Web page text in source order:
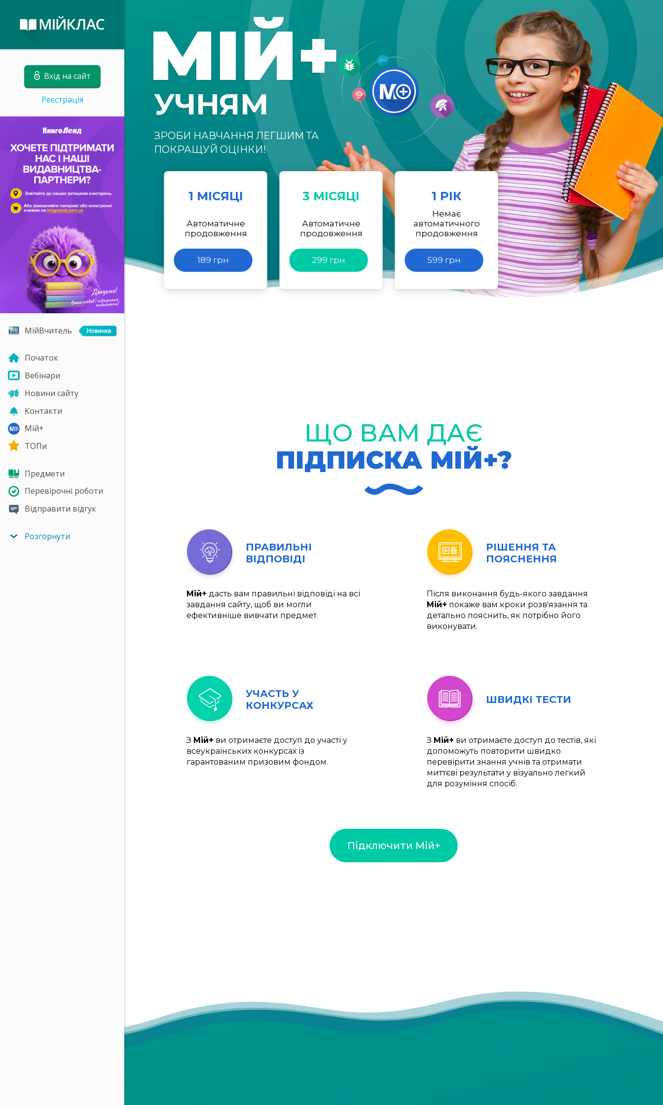
Вхід на сайт
Реєстрація
МійВчитель
Початок
Вебінари
Новини сайту
Контакти
Мій+
ТОПи
Предмети
Перевірочні роботи
Відправити відгук
Розгорнути
МІЙ+
УЧНЯМ
ЗРОБИ НАВЧАННЯ ЛЕГШИМ ТА
ПОКРАЩУЙ ОЦІНКИ!
1 МІСЯЦІ
Автоматичне
продовження
189 грн
3 МІСЯЦІ
Автоматичне
продовження
299 грн
1 РІК
Немає
автоматичного
продовження
599 грн
ЩО ВАМ ДАЄ
ПІДПИСКА МІЙ+?
ПРАВИЛЬНІ
ВІДПОВІДІ
Мій+ дасть вам правильні відповіді на всі
завдання сайту, щоб ви могли
ефективніше вивчати предмет.
РІШЕННЯ ТА
ПОЯСНЕННЯ
Після виконання будь-якого завдання
Мій+ покаже вам кроки розв'язання та
детально пояснить, як потрібно його
виконувати.
УЧАСТЬ У
КОНКУРСАХ
З Мій+ ви отримаєте доступ до участі у
всеукраїнських конкурсах із
гарантованим призовим фондом.
ШВИДКІ ТЕСТИ
З Мій+ ви отримаєте доступ до тестів, які
допоможуть повторити швидко
перевірити знання учнів та отримати
миттєві результати у візуально легкий
для розуміння спосіб.
Підключити Мій+